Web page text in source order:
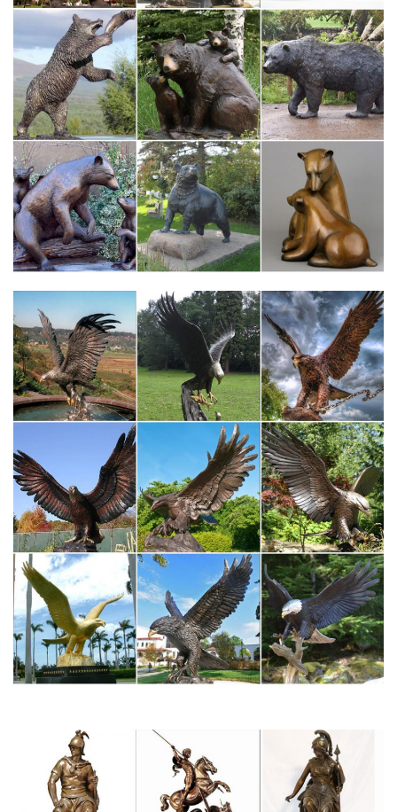
оригинальном благородном стиле. В основе коллекции
фигурки животных в старинных костюмах. Здесь Вы купите
статуэтку собаки сэра…
Сувениры в виде статуэтки собаки в интернет-магазине…
Эксклюзивные подарки » Статуэтки Собак – Символ 2018.
Сувенирные статуэтки собак. Статуэтка Большой Йоркшир арт.
240N. Цена: 10 950 руб. Купить.
Купить символ 2018 года собака: статуэтки, куклы и игрушки
Символом Нового 2018 года является Собака. Собака издавна
символизировала верность, преданность и
дружбу.Преподнести в подарок к празднику Нового года
статуэтку собаки – значит подарить человеку ценный оберег,
который убережет от предательства и…
Купить фарфоровые фигурки собак на Новый год оптом…
Новинки Хиты продаж Скидки Суперцены. Символ года
(Собака) 4042.Новинки Хиты продаж Скидки. Детские книги
8161. Прикладная литература 581.Без скидок. На складе 4 шт.
Статуэтка фарфоровая "Пёс Крендель", цвет, 5 см.
Статуэтки собак цены от 60.00 руб. Статуэтки собак купить…
Статуэтки собак, более 1216 моделей в каталоге. Статуэтки
собак в Москве с быстрой доставкой по России, фото,
характеристики товара.Фигурка "Собака" 7*4,5*6,5 См.Без
Упаковки.
Символ года собака купить
Товары группы Символ года 2018 в интернет-магазине
Vintajj.ru.Декоративная статуэтка собаки с денежными
символами, полистоун, высота 9,5 см, 4 варианта.
Скульптуры и статуэтки символ 2018 года Собака
Скульптуры и статуэтки собак недорого.Успейте купить символ
нового 2018 года! Фигурки собак по низкой цене! Срочная
Статуэтки Собак. Символ 2018. Сувениры с собаками –
купить…
В нашем интернет-магазине можно купить самые